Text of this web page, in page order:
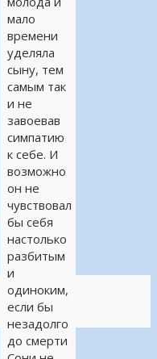
мало
времени
уделяла
сыну, тем
самым так
и не
завоевав
симпатию
к себе. И
возможно
он не
чувствовал
бы себя
настолько
разбитым
и
одиноким,
если бы
незадолго
до смерти